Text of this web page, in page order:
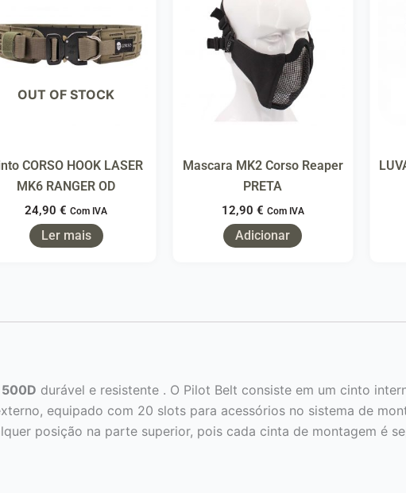
OUT OF STOCK
CORSO HOOK LASER
MK6 RANGER OD
24,90€ Com IVA
Ler mais
Mascara MK2 Corso Reaper
PRETA
12,90 € Com IVA
Adicionar
durável e resistente . O Pilot Belt consiste em um cinto
equipado com 20 slots para acessórios no sistema de
posição na parte superior, pois cada cinta de montagem é